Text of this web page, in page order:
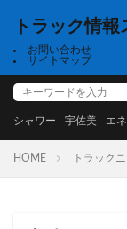
トラック情
お問い合わせ
サイトマップ
シャワー 宇佐美 エ
HOME トラック